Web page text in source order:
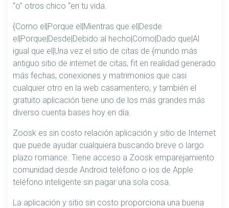
“o” otros chico “en tu vida.
{Como el|Porque el|Mientras que el|Desde
el|Porque|Desde|Debido al hecho|Como|Dado que|Al
igual que el|Una vez el sitio de citas de {mundo más
antiguo sitio de internet de citas, fit en realidad generado
más fechas, conexiones y matrimonios que casi
cualquier otro en la web casamentero, y también el
gratuito aplicación tiene uno de los más grandes más
diverso cuenta bases hoy en día.
Zoosk es sin costo relación aplicación y sitio de Internet
que puede ayudar cualquiera buscando breve o largo
plazo romance. Tiene acceso a Zoosk emparejamiento
comunidad desde Android teléfono o ios de Apple
teléfono inteligente sin pagar una sola cosa.
La aplicación y sitio sin costo proporciona una buena